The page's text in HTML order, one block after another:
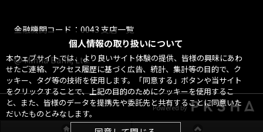
個人情報の取り扱いについて
本ウェブサイトでは、より良いサイト体験の提供、皆様の興味にあわ
せたご連絡、アクセス履歴に基づく広告、統計、集計等の目的で、ク
ッキー、タグ等の技術を使用します。「同意する」ボタンや当サイト
をクリックすることで、上記の目的のためにクッキーを使用するこ
と、また、皆様のデータを提携先や委託先と共有することに同意いた
だいたものとみなします。
金融機関コード：0043 支店一覧
@ Minna Bank, Ltd.
Powered by